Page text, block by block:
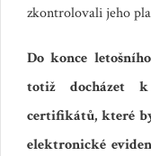
zkontrolovali jeho
Do konce
totiž docházet
certifikátů, které
elektronické